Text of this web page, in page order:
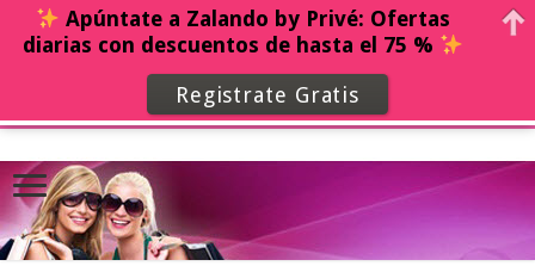
Apúntate a Zalando by Privé: Ofertas
diarias con descuentos de hasta el 75 %
Registrate Gratis